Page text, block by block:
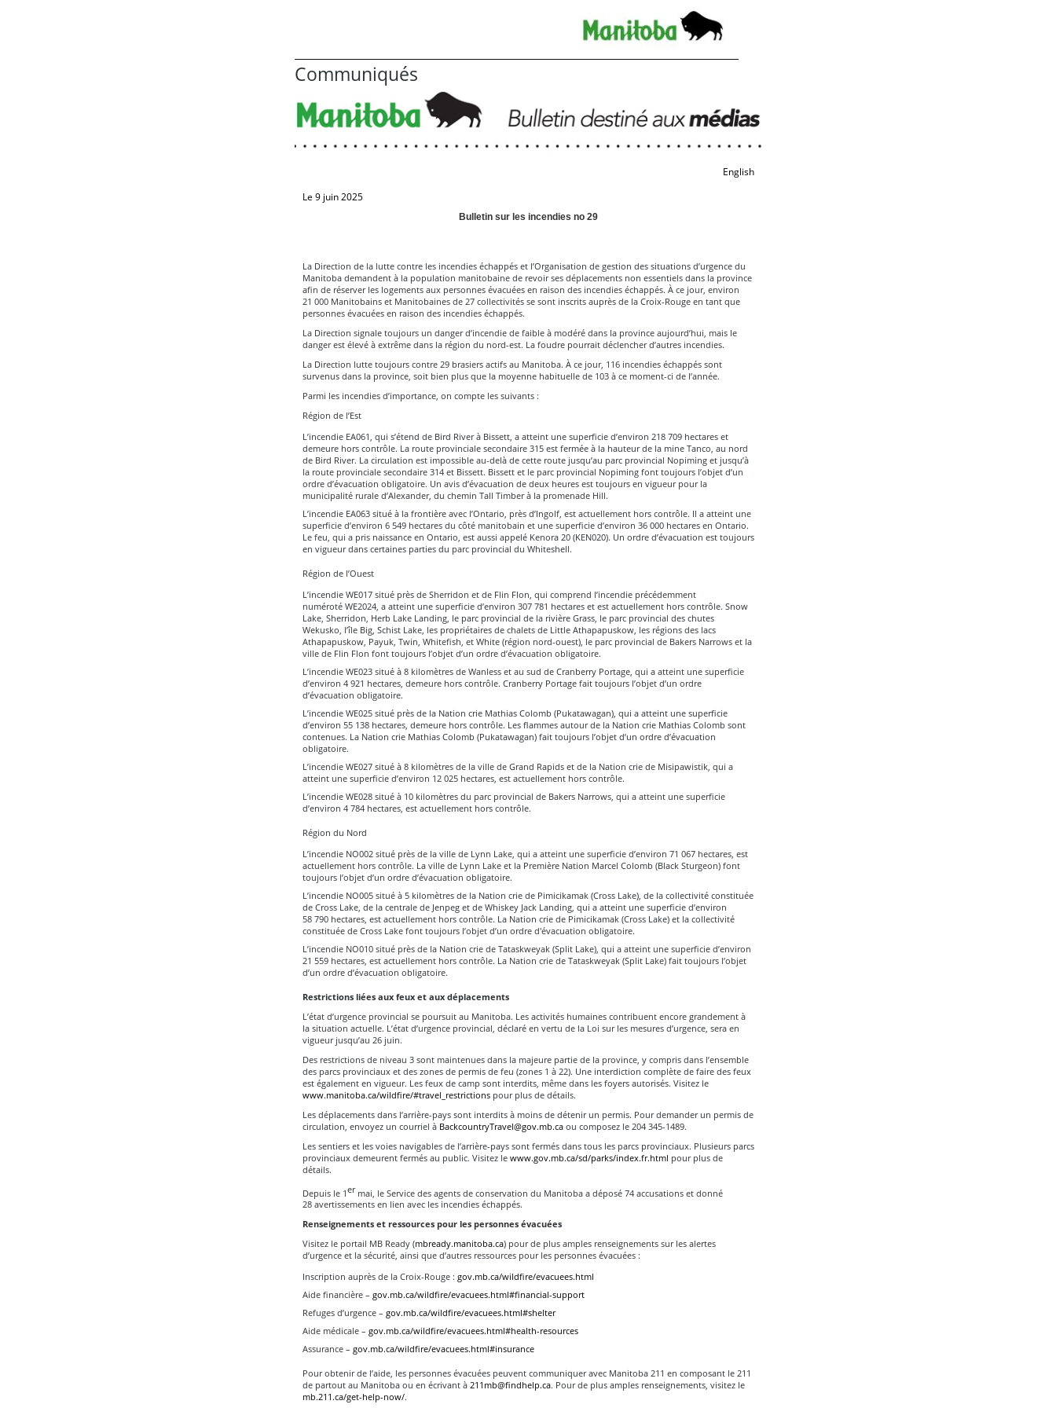
Communiqués
English
Le 9 juin 2025
Bulletin sur les incendies no 29
La Direction de la lutte contre les incendies échappés et l’Organisation de gestion des situations d’urgence du
Manitoba demandent à la population manitobaine de revoir ses déplacements non essentiels dans la province
afin de réserver les logements aux personnes évacuées en raison des incendies échappés. À ce jour, environ
21 000 Manitobains et Manitobaines de 27 collectivités se sont inscrits auprès de la Croix-Rouge en tant que
personnes évacuées en raison des incendies échappés.
La Direction signale toujours un danger d’incendie de faible à modéré dans la province aujourd’hui, mais le
danger est élevé à extrême dans la région du nord-est. La foudre pourrait déclencher d’autres incendies.
La Direction lutte toujours contre 29 brasiers actifs au Manitoba. À ce jour, 116 incendies échappés sont
survenus dans la province, soit bien plus que la moyenne habituelle de 103 à ce moment-ci de l’année.
Parmi les incendies d’importance, on compte les suivants :
Région de l’Est
L’incendie EA061, qui s’étend de Bird River à Bissett, a atteint une superficie d’environ 218 709 hectares et
demeure hors contrôle. La route provinciale secondaire 315 est fermée à la hauteur de la mine Tanco, au nord
de Bird River. La circulation est impossible au-delà de cette route jusqu’au parc provincial Nopiming et jusqu’à
la route provinciale secondaire 314 et Bissett. Bissett et le parc provincial Nopiming font toujours l’objet d’un
ordre d’évacuation obligatoire. Un avis d’évacuation de deux heures est toujours en vigueur pour la
municipalité rurale d’Alexander, du chemin Tall Timber à la promenade Hill.
L’incendie EA063 situé à la frontière avec l’Ontario, près d’Ingolf, est actuellement hors contrôle. Il a atteint une
superficie d’environ 6 549 hectares du côté manitobain et une superficie d’environ 36 000 hectares en Ontario.
Le feu, qui a pris naissance en Ontario, est aussi appelé Kenora 20 (KEN020). Un ordre d’évacuation est toujours
en vigueur dans certaines parties du parc provincial du Whiteshell.
Région de l’Ouest
L’incendie WE017 situé près de Sherridon et de Flin Flon, qui comprend l’incendie précédemment
numéroté WE2024, a atteint une superficie d’environ 307 781 hectares et est actuellement hors contrôle. Snow
Lake, Sherridon, Herb Lake Landing, le parc provincial de la rivière Grass, le parc provincial des chutes
Wekusko, l’île Big, Schist Lake, les propriétaires de chalets de Little Athapapuskow, les régions des lacs
Athapapuskow, Payuk, Twin, Whitefish, et White (région nord-ouest), le parc provincial de Bakers Narrows et la
ville de Flin Flon font toujours l’objet d’un ordre d’évacuation obligatoire.
L’incendie WE023 situé à 8 kilomètres de Wanless et au sud de Cranberry Portage, qui a atteint une superficie
d’environ 4 921 hectares, demeure hors contrôle. Cranberry Portage fait toujours l’objet d’un ordre
d’évacuation obligatoire.
L’incendie WE025 situé près de la Nation crie Mathias Colomb (Pukatawagan), qui a atteint une superficie
d’environ 55 138 hectares, demeure hors contrôle. Les flammes autour de la Nation crie Mathias Colomb sont
contenues. La Nation crie Mathias Colomb (Pukatawagan) fait toujours l’objet d’un ordre d’évacuation
obligatoire.
L’incendie WE027 situé à 8 kilomètres de la ville de Grand Rapids et de la Nation crie de Misipawistik, qui a
atteint une superficie d’environ 12 025 hectares, est actuellement hors contrôle.
L’incendie WE028 situé à 10 kilomètres du parc provincial de Bakers Narrows, qui a atteint une superficie
d’environ 4 784 hectares, est actuellement hors contrôle.
Région du Nord
L’incendie NO002 situé près de la ville de Lynn Lake, qui a atteint une superficie d’environ 71 067 hectares, est
actuellement hors contrôle. La ville de Lynn Lake et la Première Nation Marcel Colomb (Black Sturgeon) font
toujours l’objet d’un ordre d’évacuation obligatoire.
L’incendie NO005 situé à 5 kilomètres de la Nation crie de Pimicikamak (Cross Lake), de la collectivité constituée
de Cross Lake, de la centrale de Jenpeg et de Whiskey Jack Landing, qui a atteint une superficie d’environ
58 790 hectares, est actuellement hors contrôle. La Nation crie de Pimicikamak (Cross Lake) et la collectivité
constituée de Cross Lake font toujours l’objet d’un ordre d'évacuation obligatoire.
L’incendie NO010 situé près de la Nation crie de Tataskweyak (Split Lake), qui a atteint une superficie d’environ
21 559 hectares, est actuellement hors contrôle. La Nation crie de Tataskweyak (Split Lake) fait toujours l’objet
d’un ordre d’évacuation obligatoire.
Restrictions liées aux feux et aux déplacements
L’état d’urgence provincial se poursuit au Manitoba. Les activités humaines contribuent encore grandement à
la situation actuelle. L’état d’urgence provincial, déclaré en vertu de la Loi sur les mesures d’urgence, sera en
vigueur jusqu’au 26 juin.
Des restrictions de niveau 3 sont maintenues dans la majeure partie de la province, y compris dans l’ensemble
des parcs provinciaux et des zones de permis de feu (zones 1 à 22). Une interdiction complète de faire des feux
est également en vigueur. Les feux de camp sont interdits, même dans les foyers autorisés. Visitez le
www.manitoba.ca/wildfire/#travel_restrictionspour plus de détails.
Les déplacements dans l’arrière-pays sont interdits à moins de détenir un permis. Pour demander un permis de
circulation, envoyez un courriel à BackcountryTravel@gov.mb.caou composez le 204 345-1489.
Les sentiers et les voies navigables de l’arrière-pays sont fermés dans tous les parcs provinciaux. Plusieurs parcs
provinciaux demeurent fermés au public. Visitez le www.gov.mb.ca/sd/parks/index.fr.html pour plus de
détails.
Depuis le 1ermai, le Service des agents de conservation du Manitoba a déposé 74 accusations et donné
28 avertissements en lien avec les incendies échappés.
Renseignements et ressources pour les personnes évacuées
Visitez le portail MB Ready (mbready.manitoba.ca) pour de plus amples renseignements sur les alertes
d’urgence et la sécurité, ainsi que d’autres ressources pour les personnes évacuées :
Inscription auprès de la Croix-Rouge : gov.mb.ca/wildfire/evacuees.html
Aide financière – gov.mb.ca/wildfire/evacuees.html#financial-support
Refuges d’urgence – gov.mb.ca/wildfire/evacuees.html#shelter
Aide médicale – gov.mb.ca/wildfire/evacuees.html#health-resources
Assurance – gov.mb.ca/wildfire/evacuees.html#insurance
Pour obtenir de l’aide, les personnes évacuées peuvent communiquer avec Manitoba 211 en composant le 211
de partout au Manitoba ou en écrivant à 211mb@findhelp.ca. Pour de plus amples renseignements, visitez le
mb.211.ca/get-help-now/.